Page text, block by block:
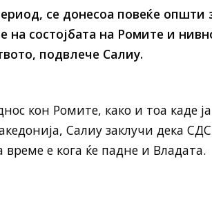
се донесоа повеќе општи
на состојбата на Ромите и
подвлече Салиу.
кон Ромите, како и тоа каде
Салиу заклучи дека
е кога ќе падне и Владата.